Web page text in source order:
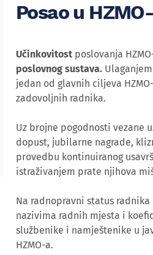
Posao u
Učinkovitost poslovanja
poslovnog sustava.
jedan od glavnih ciljeva
zadovoljnih radnika.
Uz brojne pogodnosti vezane
dopust, jubilarne nagrade,
provedbu kontinuiranog
istraživanjem prate njihova
Na radnopravni status
nazivima radnih mjesta i
službenike i namještenike u
HZMO-a.